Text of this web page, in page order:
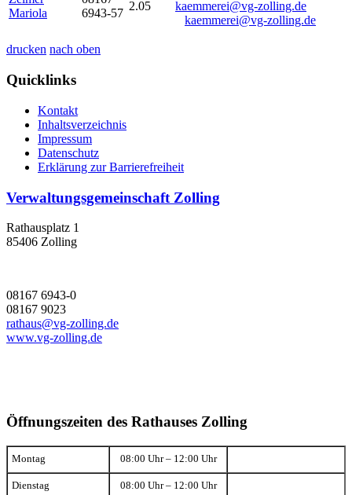
Mariola
6943-57
2.05
kaemmerei@vg-zolling.de
drucken nach oben
Quicklinks
Kontakt
Inhaltsverzeichnis
Impressum
Datenschutz
Erklärung zur Barrierefreiheit
Verwaltungsgemeinschaft Zolling
Rathausplatz 1
85406 Zolling
08167 6943-0
08167 9023
rathaus@vg-zolling.de
www.vg-zolling.de
Öffnungszeiten des Rathauses Zolling
Montag 08:00 Uhr – 12:00 Uhr
Dienstag 08:00 Uhr – 12:00 Uhr